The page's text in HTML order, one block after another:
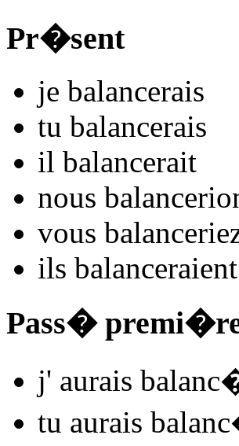
Pr�sent
je balancerais
tu balancerais
il balancerait
nous balancer
vous balancer
ils balanceraient
Pass�
j' aurais balanc
tu aurais balanc